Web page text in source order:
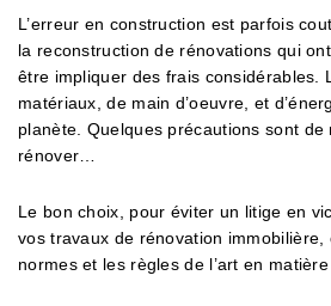
L’erreur en construction est parfois
la reconstruction de rénovations qui
être impliquer des frais considérables.
matériaux, de main d’oeuvre, et
planète. Quelques précautions sont de
rénover…
Le bon choix, pour éviter un litige en
vos travaux de rénovation immobilière,
normes et les règles de l’art en